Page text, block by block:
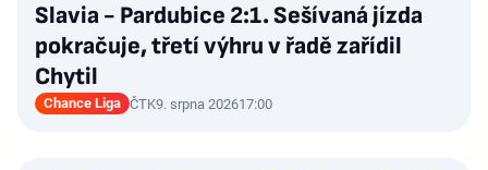
Slavia - Pardubice 2:1. Sešívaná jízda
pokračuje, třetí výhru v řadě zařídil
Chytil
Chance Liga ČTK9. srpna 202617:00